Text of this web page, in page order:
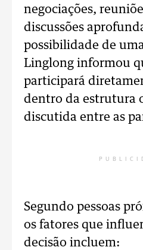
negociações,
discussões
possibilidade de
Linglong informou
participará
dentro da estrutura
discutida entre as
Segundo pessoas
os fatores que
decisão incluem: